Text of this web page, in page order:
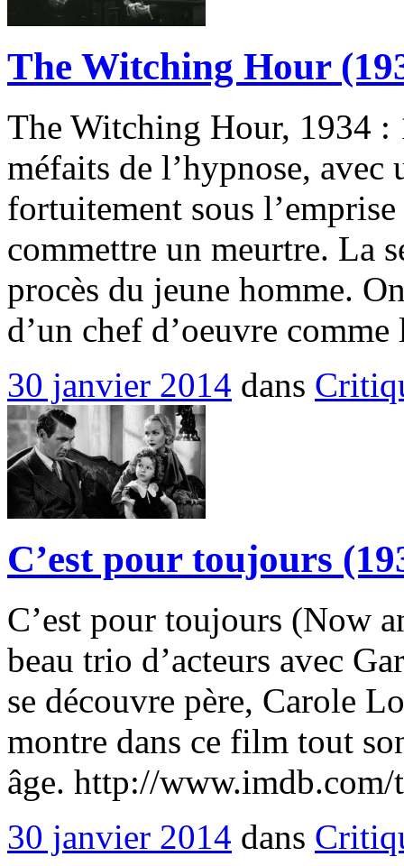
The Witching Hour
The Witching Hour,
méfaits de l’hypnose,
fortuitement sous
commettre un meurtre. La
procès du jeune homme.
d’un chef d’oeuvre
30 janvier 2014 dans
C’est pour toujours
C’est pour toujours (Now
beau trio d’acteurs avec
se découvre père, Carole
montre dans ce film tout
âge. http://
30 janvier 2014 dans